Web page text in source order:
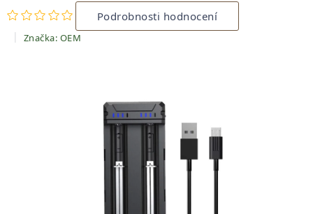
Průměrné
hodnocení
produktu
je
Podrobnosti hodnocení
Značka: OEM